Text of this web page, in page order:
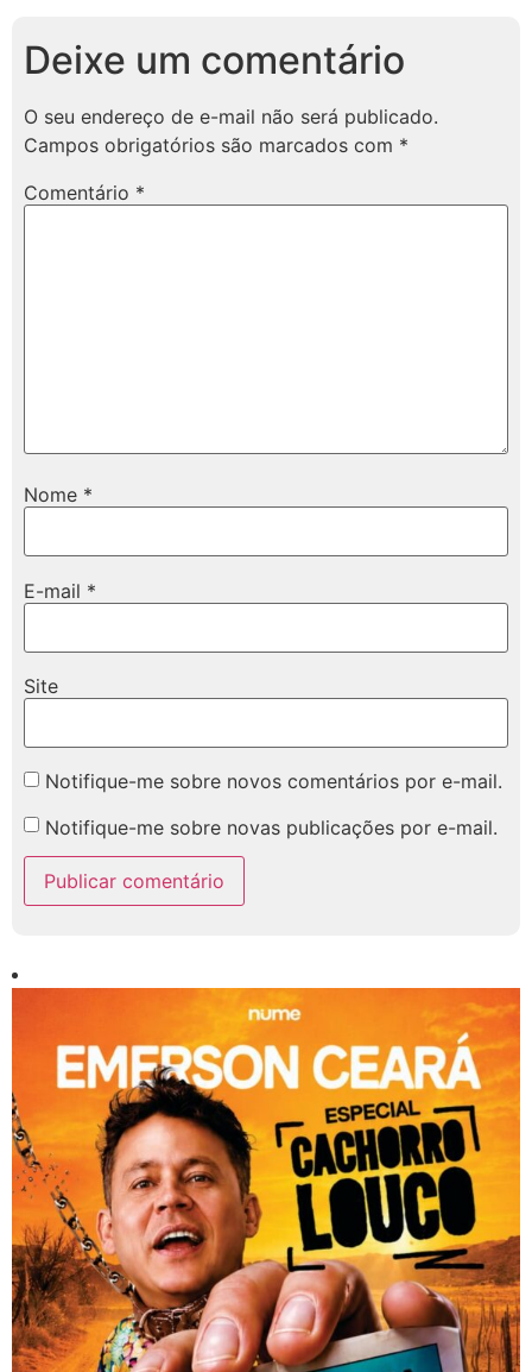
Deixe um comentário
O seu endereço de e-mail não será publicado.
Campos obrigatórios são marcados com *
Comentário *
Nome *
E-mail *
Site
Notifique-me sobre novos comentários por e-mail.
Notifique-me sobre novas publicações por e-mail.